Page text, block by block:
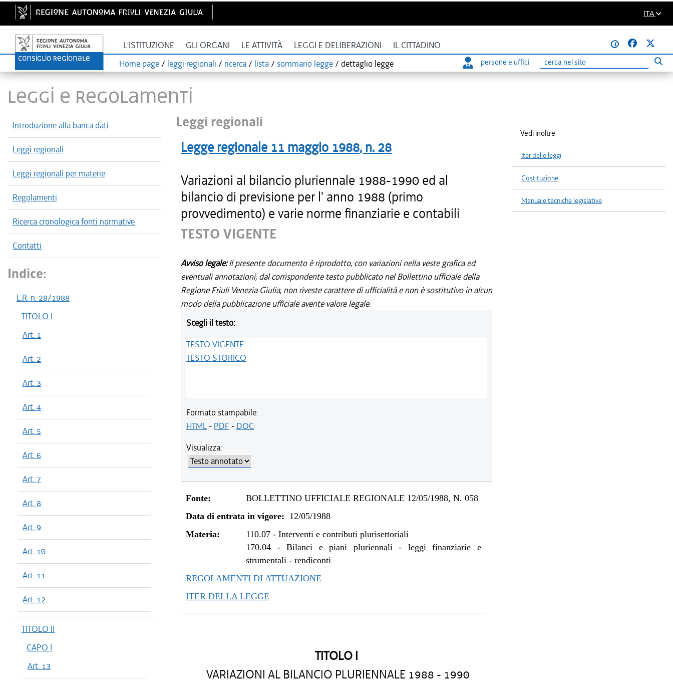
ITA
L'ISTITUZIONE GLI ORGANI LE ATTIVITÀ LEGGI E DELIBERAZIONI IL CITTADINO
@
Home page / leggi regionali / ricerca / lista / sommario legge / dettaglio legge persone e uffici
Ricerca
LEGGI E REGOLAMENTI
Introduzione alla banca dati
Leggi regionali
Leggi regionali per materie
Regolamenti
Ricerca cronologica fonti normative
Contatti
Indice:
L.R. n. 28/1988
TITOLO I
Art. 1
Art. 2
Art. 3
Art. 4
Art. 5
Art. 6
Art. 7
Art. 8
Art. 9
Art. 10
Art. 11
Art. 12
TITOLO II
CAPO I
Art. 13
Leggi regionali
Legge regionale 11 maggio 1988, n. 28
Variazioni al bilancio pluriennale 1988-1990 ed al
bilancio di previsione per l' anno 1988 (primo
provvedimento) e varie norme finanziarie e contabili
TESTO VIGENTE
Avviso legale:Il presente documento è riprodotto, con variazioni nella veste grafica ed
eventuali annotazioni, dal corrispondente testo pubblicato nel Bollettino ufficiale della
Regione Friuli Venezia Giulia, non riveste carattere di ufficialità e non è sostitutivo in alcun
modo della pubblicazione ufficiale avente valore legale.
Scegli il testo:
TESTO VIGENTE
TESTO STORICO
Formato stampabile:
HTML- PDF - DOC
Visualizza:
Fonte:
BOLLETTINO UFFICIALE REGIONALE 12/05/1988, N. 058
Data di entrata in vigore: 12/05/1988
Materia:
110.07 -Interventi e contributi plurisettoriali
170.04 -Bilanci e piani pluriennali - leggi finanziarie e
strumentali - rendiconti
REGOLAMENTI DI ATTUAZIONE
ITER DELLA LEGGE
TITOLO I
VARIAZIONI AL BILANCIO PLURIENNALE 1988 - 1990
Vedi inoltre
Iter delle leggi
Costituzione
Manuale tecniche legislative